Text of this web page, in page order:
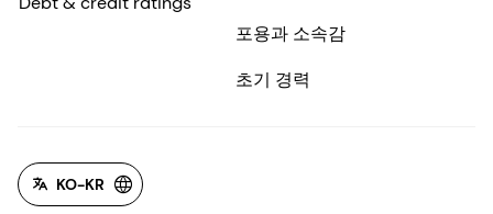
포용과 소속감
초기 경력
KO-KR